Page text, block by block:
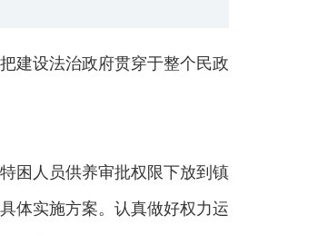
建设法治政府贯穿于整个民政
困人员供养审批权限下放到镇
体实施方案。认真做好权力运